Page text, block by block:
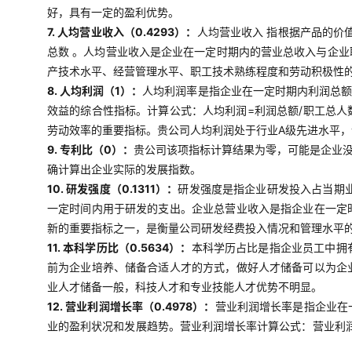
好，具有一定的盈利优势。
7. 人均营业收入（0.4293）：
人均营业收入 指根据产品的价
总数 。人均营业收入是企业在一定时期内的营业总收入与企
产技术水平、经营管理水平、职工技术熟练程度和劳动积极
8. 人均利润（1）： 人均利润率是指企业在一定时期内利润总
效益的综合性指标。计算公式：人均利润=利润总额/职工总
劳动效率的重要指标。贵公司人均利润处于行业A级先进水平
9. 专利比（0）： 贵公司该项指标计算结果为零，可能是企业
确计算出企业实际的发展指数。
10. 研发强度（0.1311）：研发强度是指企业研发投入占当期
一定时间内用于研发的支出。企业总营业收入是指企业在一
新的重要指标之一，是衡量公司研发经费投入情况和管理水
11. 本科学历比（0.5634）： 本科学历占比是指企业员工中
前为企业培养、储备合适人才的方式，做好人才储备可以为
业人才储备一般，科技人才和专业技能人才优势不明显。
12. 营业利润增长率（0.4978）： 营业利润增长率是指企业
业的盈利状况和发展趋势。营业利润增长率计算公式：营业